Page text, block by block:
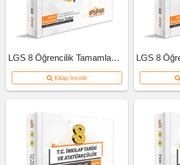
LGS 8 Öğrencilik Tamamlama Testi Türkçe
Kitap İncele